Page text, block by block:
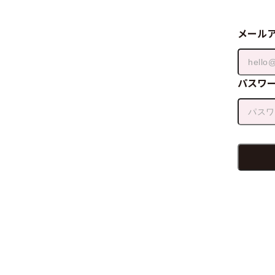
メール
パスワ